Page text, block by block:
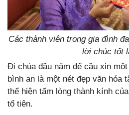
Các thành viên trong gia đình
lời chúc tốt
Đi chùa đầu năm để cầu xin
bình an là một nét đẹp văn hóa
thể hiện tấm lòng thành kính
tổ tiên.